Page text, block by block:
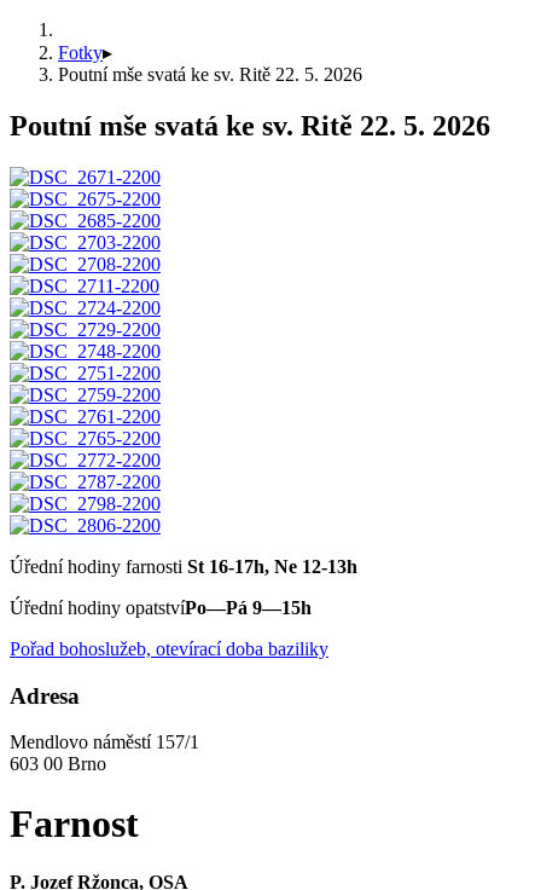
Fotky▸
Poutní mše svatá ke sv. Ritě 22. 5. 2026
Poutní mše svatá ke sv. Ritě 22. 5. 2026
Úřední hodiny farnosti St 16-17h, Ne 12-13h
Úřední hodiny opatstvíPo—Pá 9—15h
Pořad bohoslužeb, otevírací doba baziliky
Adresa
Mendlovo náměstí 157/1
603 00 Brno
Farnost
P. Jozef Ržonca, OSA